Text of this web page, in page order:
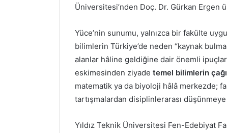
Üniversitesi’nden Doç. Dr. Gürkan Ergen
Yüce’nin sunumu, yalnızca bir fakülte
bilimlerin Türkiye’de neden “kaynak
alanlar hâline geldiğine dair önemli
eskimesinden ziyade temel bilimlerin
matematik ya da biyoloji hâlâ merkezde;
tartışmalardan disiplinlerarası
Yıldız Teknik Üniversitesi Fen-Edebiyat